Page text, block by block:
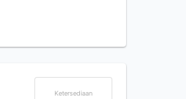
Ketersediaan